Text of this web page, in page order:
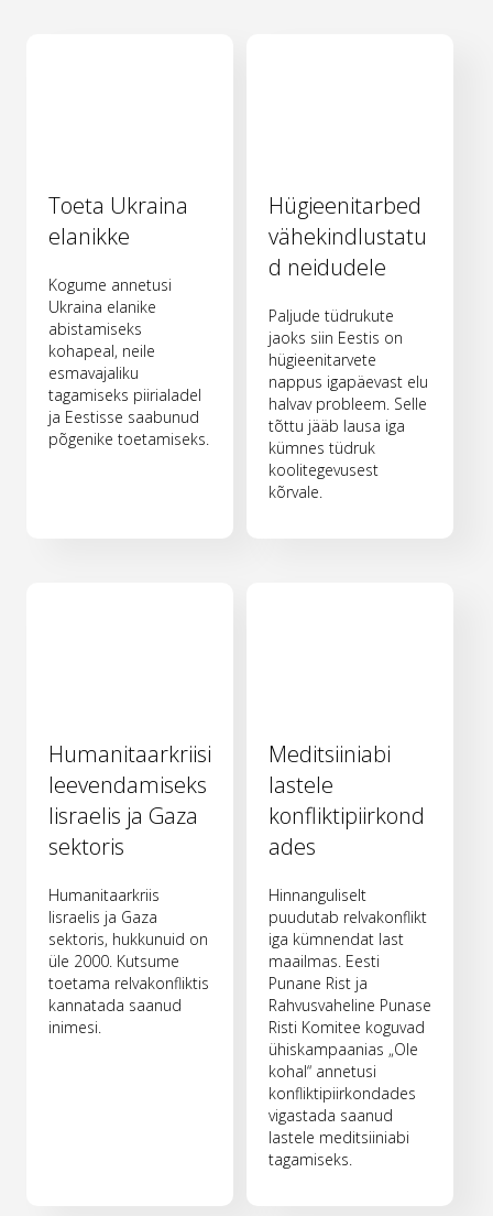
Toeta Ukraina
elanikke
Kogume annetusi
Ukraina elanike
abistamiseks
kohapeal, neile
esmavajaliku
tagamiseks piirialadel
ja Eestisse saabunud
põgenike toetamiseks.
Hügieenitarbed
vähekindlustatu
d neidudele
Paljude tüdrukute
jaoks siin Eestis on
hügieenitarvete
nappus igapäevast elu
halvav probleem. Selle
tõttu jääb lausa iga
kümnes tüdruk
koolitegevusest
kõrvale.
Humanitaarkriisi
leevendamiseks
Iisraelis ja Gaza
sektoris
Humanitaarkriis
Iisraelis ja Gaza
sektoris, hukkunuid on
üle 2000. Kutsume
toetama relvakonfliktis
kannatada saanud
inimesi.
Meditsiiniabi
lastele
konfliktipiirkond
ades
Hinnanguliselt
puudutab relvakonflikt
iga kümnendat last
maailmas. Eesti
Punane Rist ja
Rahvusvaheline Punase
Risti Komitee koguvad
ühiskampaanias „Ole
kohal“ annetusi
konfliktipiirkondades
vigastada saanud
lastele meditsiiniabi
tagamiseks.